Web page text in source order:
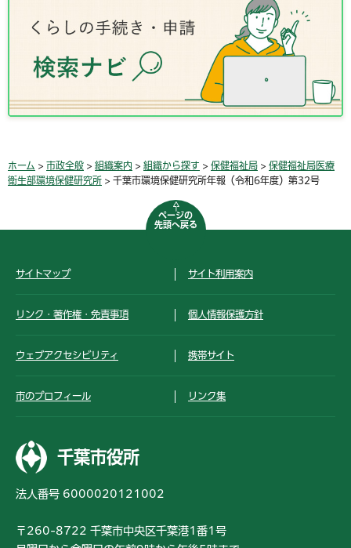
ホーム > 市政全般 > 組織案内 > 組織から探す > 保健福祉局 > 保健福祉局医療
衛生部環境保健研究所 > 千葉市環境保健研究所年報（令和6年度）第32号
ページの
先頭へ戻る
サイトマップ サイト利用案内
リンク・著作権・免責事項 個人情報保護方針
ウェブアクセシビリティ 携帯サイト
市のプロフィール リンク集
千葉市役所
法人番号 6000020121002
〒260-8722 千葉市中央区千葉港1番1号